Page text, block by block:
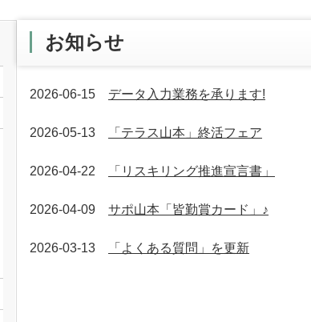
お知らせ
2026-06-15 データ入力業務を承ります!
2026-05-13 「テラス山本」終活フェア
2026-04-22 「リスキリング推進宣言書」
2026-04-09 サポ山本「皆勤賞カード」♪
2026-03-13 「よくある質問」を更新